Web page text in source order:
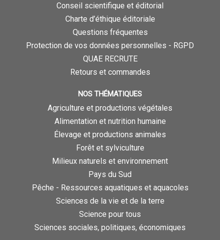
Conseil scientifique et éditorial
Charte d’éthique éditoriale
Questions fréquentes
Protection de vos données personnelles - RGPD
QUAE RECRUTE
Retours et commandes
NOS THÉMATIQUES
Agriculture et productions végétales
Alimentation et nutrition humaine
Élevage et productions animales
Forêt et sylviculture
Milieux naturels et environnement
Pays du Sud
Pêche - Ressources aquatiques et aquacoles
Sciences de la vie et de la terre
Science pour tous
Sciences sociales, politiques, économiques